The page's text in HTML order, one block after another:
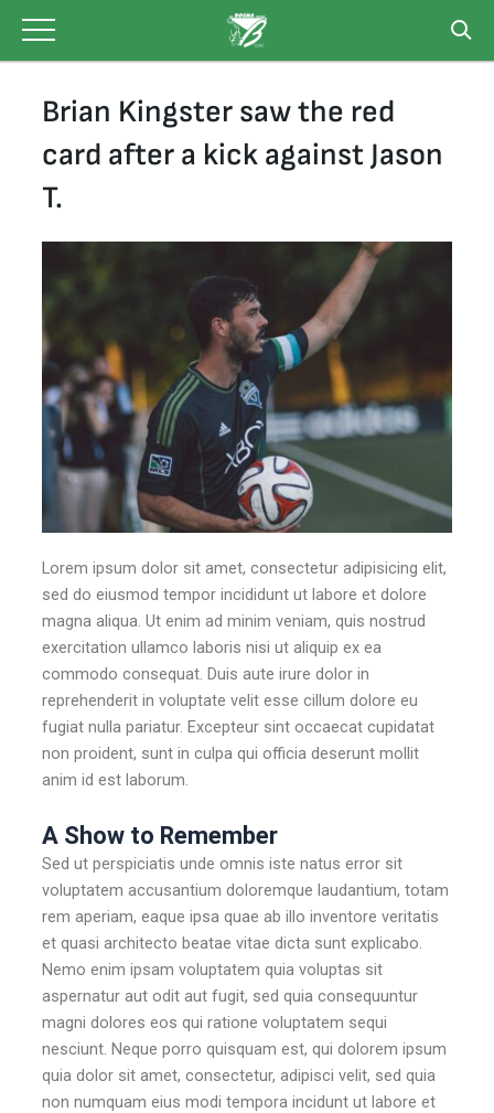
content
Brian Kingster saw the red
card after a kick against Jason
T.
Lorem ipsum dolor sit amet, consectetur adipisicing elit,
sed do eiusmod tempor incididunt ut labore et dolore
magna aliqua. Ut enim ad minim veniam, quis nostrud
exercitation ullamco laboris nisi ut aliquip ex ea
commodo consequat. Duis aute irure dolor in
reprehenderit in voluptate velit esse cillum dolore eu
fugiat nulla pariatur. Excepteur sint occaecat cupidatat
non proident, sunt in culpa qui officia deserunt mollit
anim id est laborum.
A Show to Remember
Sed ut perspiciatis unde omnis iste natus error sit
voluptatem accusantium doloremque laudantium, totam
rem aperiam, eaque ipsa quae ab illo inventore veritatis
et quasi architecto beatae vitae dicta sunt explicabo.
Nemo enim ipsam voluptatem quia voluptas sit
aspernatur aut odit aut fugit, sed quia consequuntur
magni dolores eos qui ratione voluptatem sequi
nesciunt. Neque porro quisquam est, qui dolorem ipsum
quia dolor sit amet, consectetur, adipisci velit, sed quia
non numquam eius modi tempora incidunt ut labore et